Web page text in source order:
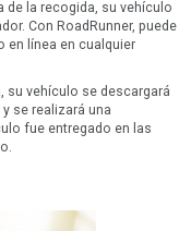
de la recogida, su vehículo
Con RoadRunner, puede
en línea en cualquier
su vehículo se descargará
se realizará una
fue entregado en las